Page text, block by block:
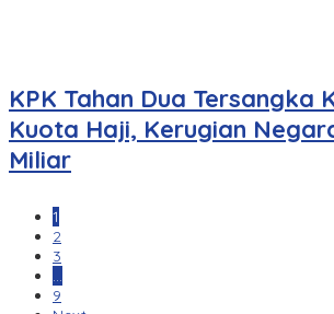
KPK Tahan Dua Tersangka
Kuota Haji, Kerugian
Miliar
1
2
3
…
9